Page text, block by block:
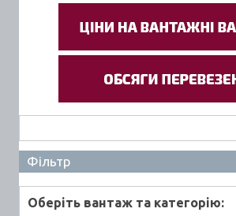
Фільтр
Оберiть вантаж та категорiю: